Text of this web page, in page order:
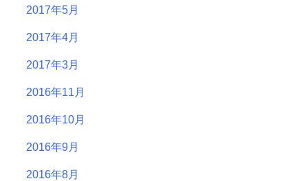
2017年5月
2017年4月
2017年3月
2016年11月
2016年10月
2016年9月
2016年8月